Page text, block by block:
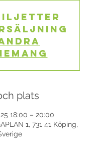
plats
18:00 – 20:00
1, 731 41 Köping,